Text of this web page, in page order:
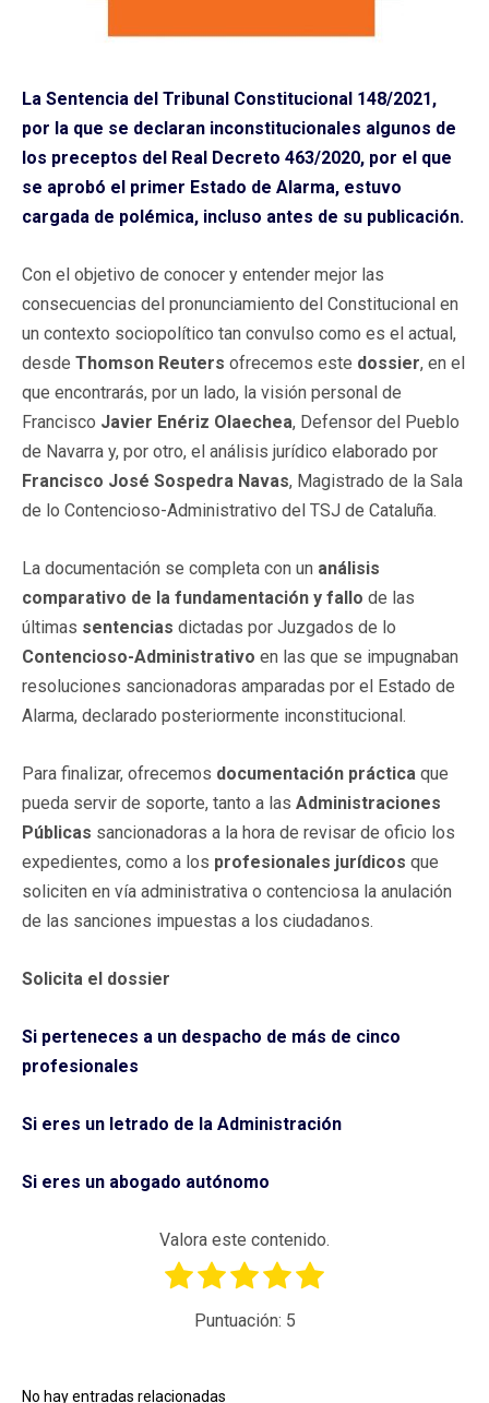
La Sentencia del Tribunal Constitucional 148/2021,
por la que se declaran inconstitucionales algunos de
los preceptos del Real Decreto 463/2020, por el que
se aprobó el primer Estado de Alarma, estuvo
cargada de polémica, incluso antes de su publicación.
Con el objetivo de conocer y entender mejor las
consecuencias del pronunciamiento del Constitucional en
un contexto sociopolítico tan convulso como es el actual,
desde Thomson Reuters ofrecemos este dossier, en el
que encontrarás, por un lado, la visión personal de
Francisco Javier Enériz Olaechea, Defensor del Pueblo
de Navarra y, por otro, el análisis jurídico elaborado por
Francisco José Sospedra Navas, Magistrado de la Sala
de lo Contencioso-Administrativo del TSJ de Cataluña.
La documentación se completa con un análisis
comparativo de la fundamentación y fallo de las
últimas sentencias dictadas por Juzgados de lo
Contencioso-Administrativo en las que se impugnaban
resoluciones sancionadoras amparadas por el Estado de
Alarma, declarado posteriormente inconstitucional.
Para finalizar, ofrecemos documentación práctica que
pueda servir de soporte, tanto a las Administraciones
Públicas sancionadoras a la hora de revisar de oficio los
expedientes, como a los profesionales jurídicos que
soliciten en vía administrativa o contenciosa la anulación
de las sanciones impuestas a los ciudadanos.
Solicita el dossier
Si perteneces a un despacho de más de cinco
profesionales
Si eres un letrado de la Administración
Si eres un abogado autónomo
Valora este contenido.
Puntuación: 5
No hay entradas relacionadas